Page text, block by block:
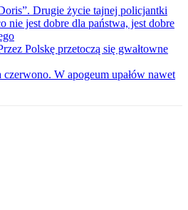
Drugie życie tajnej policjantki
nie jest dobre dla państwa, jest dobre
Polskę przetoczą się gwałtowne
czerwono. W apogeum upałów nawet